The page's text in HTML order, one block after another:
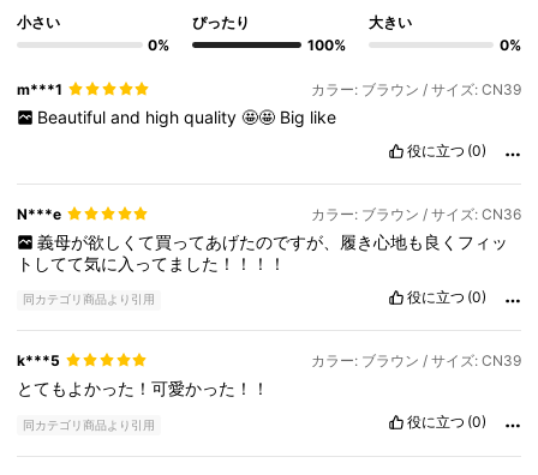
小さい
0%
ぴったり
100%
大きい
0%
m***1 カラー: ブラウン / サイズ: CN39
Beautiful and high quality 🤩🤩 Big like
役に立つ (0)
N***e カラー: ブラウン / サイズ: CN36
義母が欲しくて買ってあげたのですが、履き心地も良くフィッ
トしてて気に入ってました！！！！
同カテゴリ商品より引用 役に立つ (0)
k***5 カラー: ブラウン / サイズ: CN39
とてもよかった！可愛かった！！
同カテゴリ商品より引用 役に立つ (0)